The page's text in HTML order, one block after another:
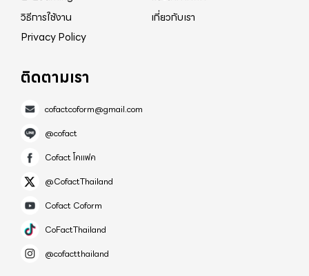
วิธีการใช้งาน
เกี่ยวกับเรา
Privacy Policy
ติดตามเรา
cofactcoform@gmail.com
@cofact
Cofact โคแฟค
@CofactThailand
Cofact Coform
CoFactThailand
@cofactthailand